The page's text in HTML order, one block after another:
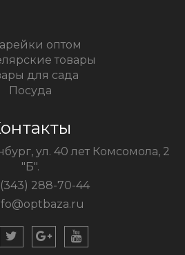
оптом
товары
для сада
Посуда
ул. 40 лет Комсомола, 2
"Б".
288-70-44